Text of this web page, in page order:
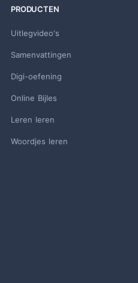
PRODUCTEN
Uitlegvideo's
Samenvattingen
Digi-oefening
Online Bijles
Leren leren
Woordjes leren